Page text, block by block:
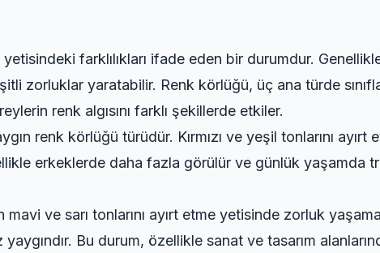
farklılıkları ifade eden bir durumdur.
zorluklar yaratabilir. Renk körlüğü, üç ana türde
renk algısını farklı şekillerde etkiler.
renk körlüğü türüdür. Kırmızı ve yeşil tonlarını
erkeklerde daha fazla görülür ve günlük yaşamda
mavi ve sarı tonlarını ayırt etme yetisinde zorluk
Bu durum, özellikle sanat ve tasarım